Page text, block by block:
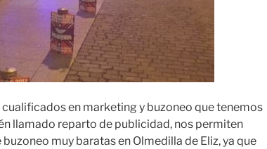
cualificados en marketing y buzoneo que tenemos
llamado reparto de publicidad, nos permiten
muy baratas en Olmedilla de Eliz, ya que